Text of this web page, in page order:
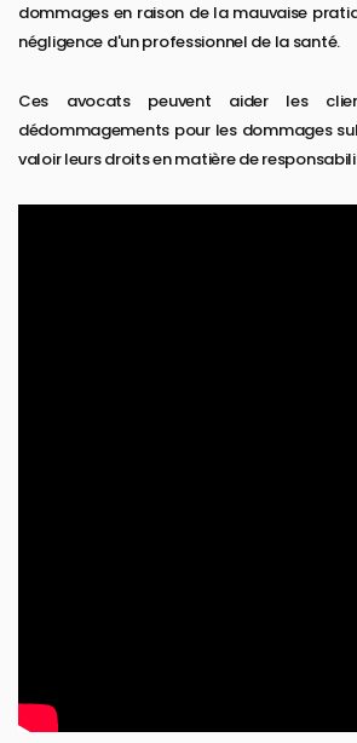
dommages en raison de la mauvaise
négligence d'un professionnel de la santé.
Ces avocats peuvent aider les
dédommagements pour les dommages
valoir leurs droits en matière de